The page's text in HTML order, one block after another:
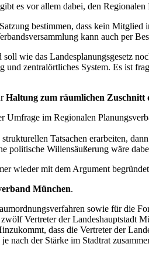
es vor allem dabei, den
bestimmen, dass kein
kann auch per
wie das Landesplanungsgesetz
zentralörtliches System. Es ist
Haltung zum räumlichen Zuschnitt
im Regionalen
Tatsachen erarbeiten,
politische Willensäußerung wäre
wieder mit dem Argument
München.
sowie für die
Vertreter der
dass die Vertreter der
nach der Stärke im Stadtrat